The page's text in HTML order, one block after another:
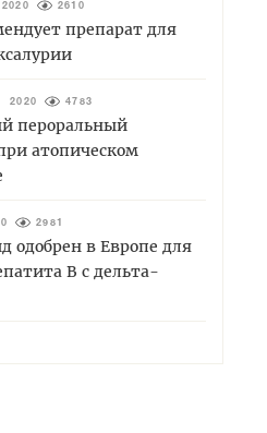
2610
препарат для
2020 4783
пероральный
атопическом
2981
одобрен в Европе для
В с дельта-